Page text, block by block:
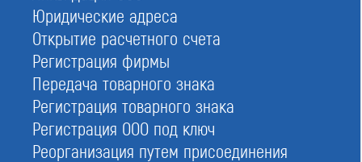
Юридические адреса
Открытие расчетного счета
Регистрация фирмы
Передача товарного знака
Регистрация товарного знака
Регистрация ООО под ключ
Реорганизация путем присоединения
сроки внесения сведений, изменений.
Постоянное местонахождение государственной
базы данных — официальный портал надзорного
органа (Ростехнадзор). Здесь указаны все СРО,
проектировочные в том числе. При поиске можно
применить фильтр, отсортировать только
проектировщиков.